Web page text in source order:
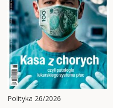
Polityka 26/2026